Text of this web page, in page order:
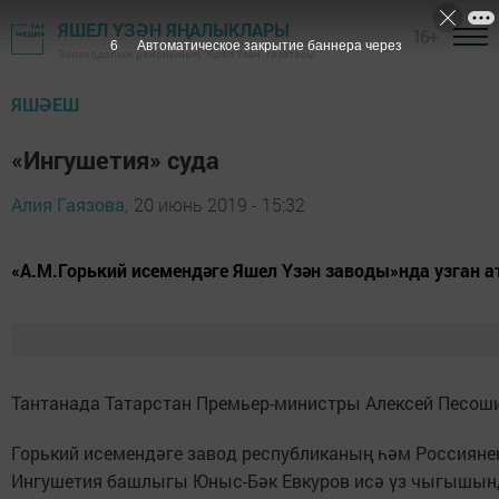
ЯШЕЛ ҮЗӘН ЯҢАЛЫКЛАРЫ
Зеленодольск районының "Яшел Үзән" газетасы
ЯШӘЕШ
«Ингушетия» суда
Алия Гаязова, 20 июнь 2019 - 15:32
«А.М.Горький исемендәге Яшел Үзән заводы»нда узган
Тантанада Татарстан Премьер-министры Алексей
Горький исемендәге завод респуб­ликаның һәм
Ингушетия башлыгы Юныс-Бәк Евкуров исә үз
5 Автоматическое закрытие баннера через